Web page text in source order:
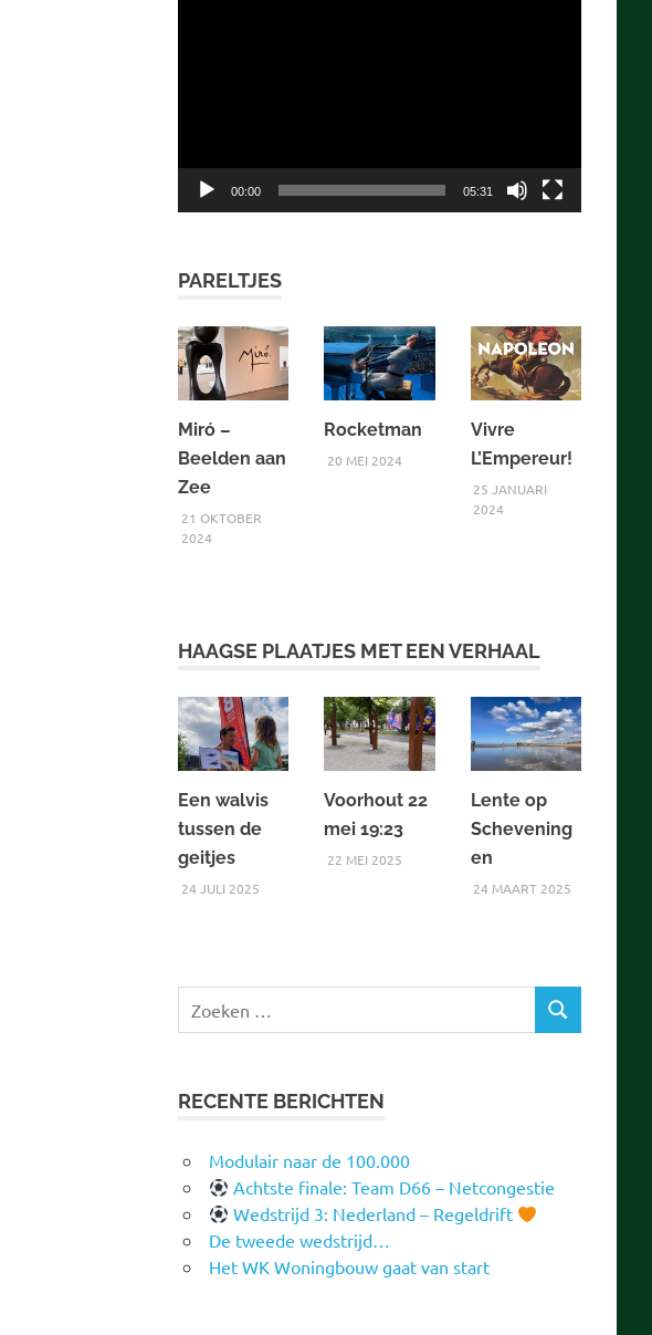
00:00 05:31
PARELTJES
Miró –
Beelden aan
Zee
21 OKTOBER
2024
Rocketman
20 MEI 2024
Vivre
L’Empereur!
25 JANUARI
2024
HAAGSE PLAATJES MET EEN VERHAAL
Een walvis
tussen de
geitjes
24 JULI 2025
Voorhout 22
mei 19:23
22 MEI 2025
Lente op
Schevening
en
24 MAART 2025
naar:
ZOEKEN
RECENTE BERICHTEN
Modulair naar de 100.000
Achtste finale: Team D66 – Netcongestie
Wedstrijd 3: Nederland – Regeldrift
De tweede wedstrijd…
Het WK Woningbouw gaat van start